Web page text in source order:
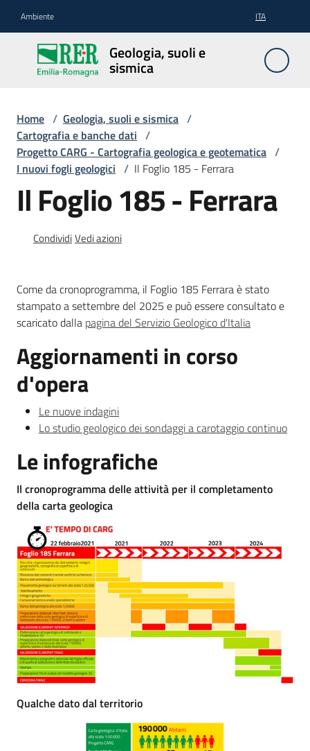
Ambiente ITA
Geologia, suoli e
sismica
Geologia,
suoli e
sismica
Geologia
Cartografia
e
dati
Divulgazione
Seguici
su
Ambiente
Home / Geologia, suoli e sismica /
Cartografia e banche dati /
Progetto CARG - Cartografia geologica e geotematica /
I nuovi fogli geologici / Il Foglio 185 - Ferrara
Il Foglio 185 - Ferrara
CondividiVedi azioni
Come da cronoprogramma, il Foglio 185 Ferrara è stato
stampato a settembre del 2025 e può essere consultato e
scaricato dalla pagina del Servizio Geologico d'Italia
Aggiornamenti in corso
d'opera
Le nuove indagini
Lo studio geologico dei sondaggi a carotaggio continuo
Le infografiche
Il cronoprogramma delle attività per il completamento
della carta geologica
Qualche dato dal territorio